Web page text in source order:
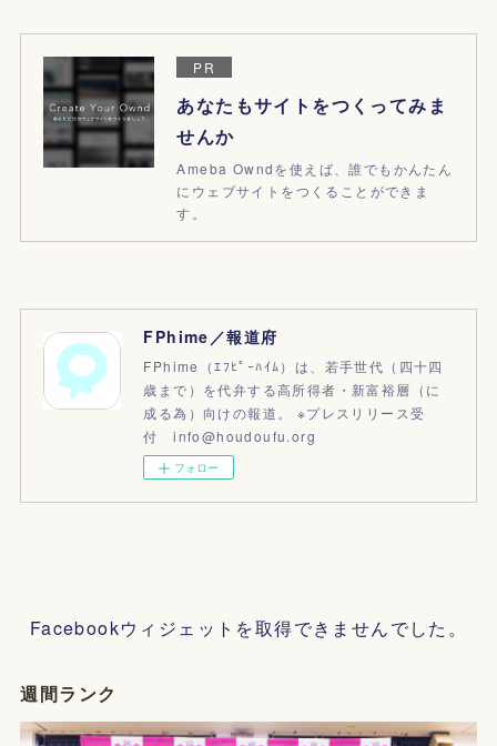
PR
あなたもサイトをつくってみま
せんか
Ameba Owndを使えば、誰でもかんたん
にウェブサイトをつくることができま
す。
FPhime／報道府
FPhime（ｴﾌﾋﾟｰﾊｲﾑ）は、若手世代（四十四
歳まで）を代弁する高所得者・新富裕層（に
成る為）向けの報道。 ※プレスリリース受
付 info@houdoufu.org
フォロー
Facebookウィジェットを取得できませんでした。
週間ランク